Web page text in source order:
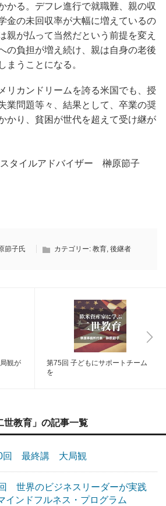
かる。デフレ進行で就職難、親の収
金の未回収率が大幅に増えているの
親が払って当然だという前提を変え
の負担が増え続け、親は自身の老後
まうことになる。
リカンドリームを誇る米国でも、授
業問題等々、結果として、卒業の奨
かり、貧困が世代を超えて受け継が
アドバイザー 榊原節子
節子氏 カテゴリー: 教育, 後継者
観が
第75回 子どもにサポートチーム
を
世教育」の記事一覧
回 最終講 大局観
世界のビジネスリーダーが実践
インドフルネス・プログラム